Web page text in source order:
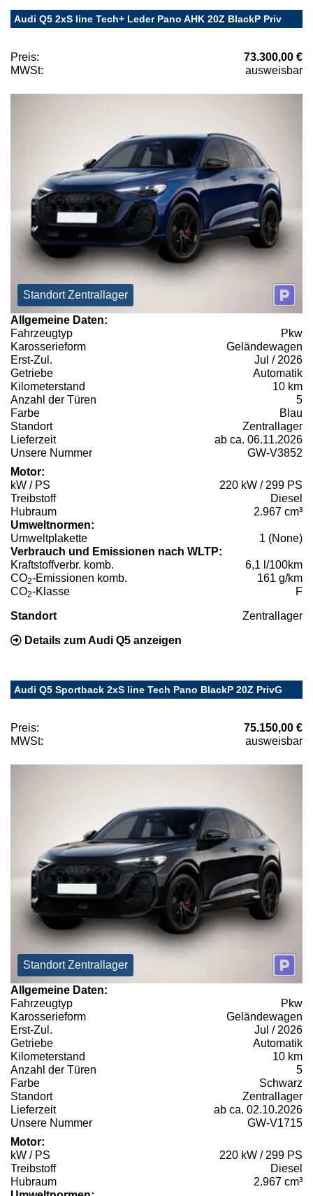
Audi Q5 2xS line Tech+ Leder Pano AHK 20Z BlackP Priv
Preis:
73.300,00 €
MWSt:
ausweisbar
Standort Zentrallager
Allgemeine Daten:
Fahrzeugtyp
Pkw
Karosserieform
Geländewagen
Erst-Zul.
Jul / 2026
Getriebe
Automatik
Kilometerstand
10 km
Anzahl der Türen
5
Farbe
Blau
Standort
Zentrallager
Lieferzeit
ab ca. 06.11.2026
Unsere Nummer
GW-V3852
Motor:
kW / PS
220 kW / 299 PS
Treibstoff
Diesel
Hubraum
2.967 cm³
Umweltnormen:
Umweltplakette
1 (None)
Verbrauch und Emissionen nach WLTP:
Kraftstoffverbr. komb.
6,1 l/100km
CO2-Emissionen komb.
161 g/km
CO2-Klasse F
Standort Zentrallager
Details zum Audi Q5 anzeigen
Audi Q5 Sportback 2xS line Tech Pano BlackP 20Z PrivG
Preis:
75.150,00 €
MWSt:
ausweisbar
Standort Zentrallager
Allgemeine Daten:
Fahrzeugtyp
Pkw
Karosserieform
Geländewagen
Erst-Zul.
Jul / 2026
Getriebe
Automatik
Kilometerstand
10 km
Anzahl der Türen
5
Farbe
Schwarz
Standort
Zentrallager
Lieferzeit
ab ca. 02.10.2026
Unsere Nummer
GW-V1715
Motor:
kW / PS
220 kW / 299 PS
Treibstoff
Diesel
Hubraum
2.967 cm³